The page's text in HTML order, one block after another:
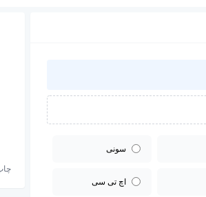
سونی
اچ تی سی